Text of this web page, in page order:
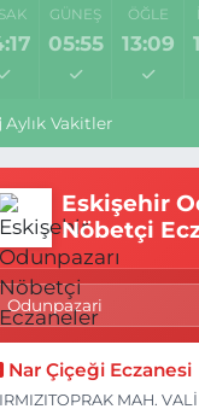
GÜNEŞ
05:55
ÖĞLE
13:09
Aylık Vakitler
Eskişehir
Nöbetçi
Nar Çiçeği Eczanesi
MAH.